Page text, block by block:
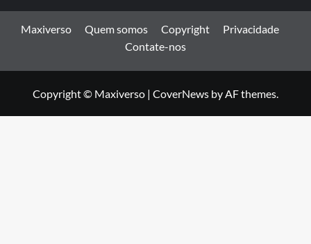
Maxiverso Quem somos Copyright
Privacidade
Contate-nos
Copyright © Maxiverso | CoverNews by AF themes.